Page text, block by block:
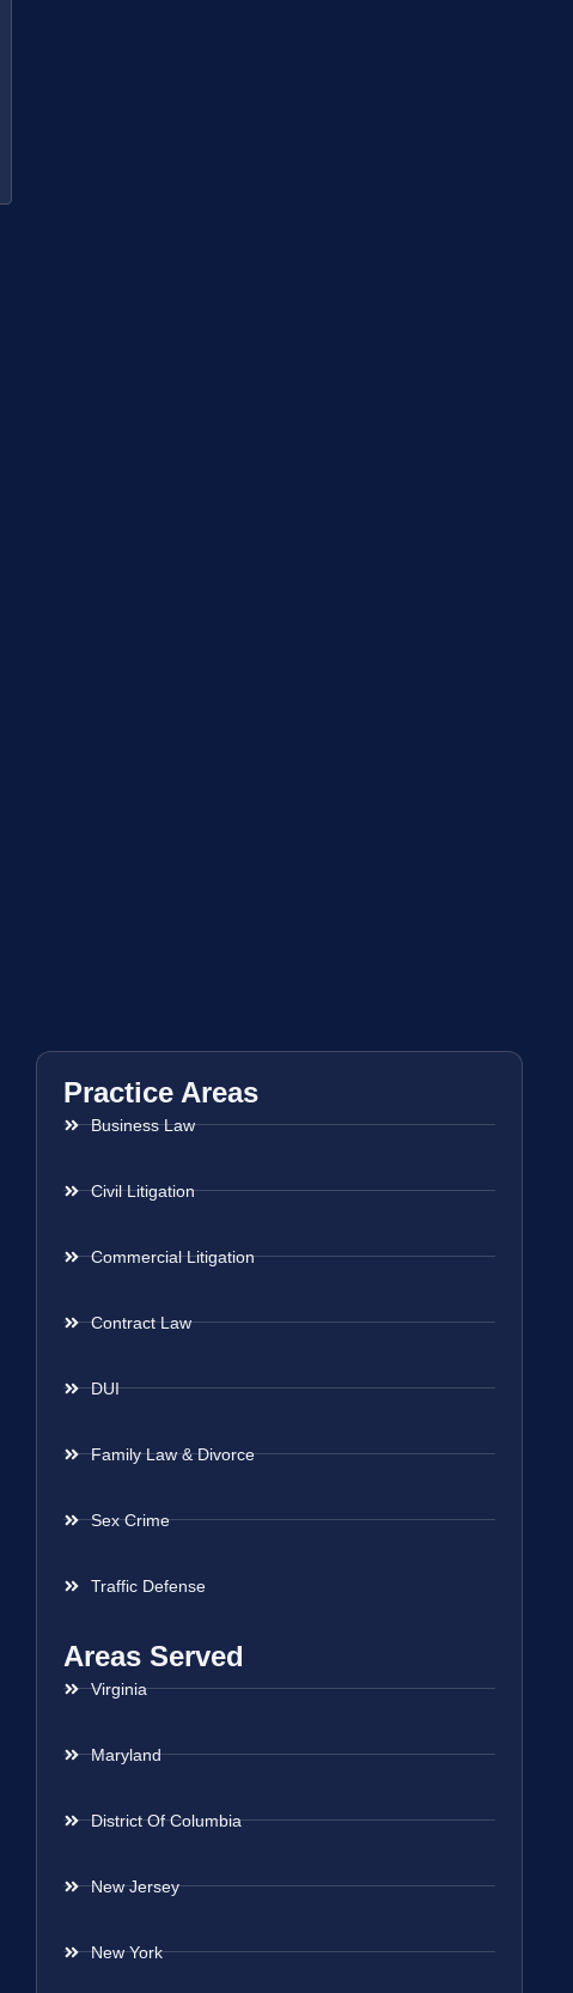
Practice Areas
Business Law
Civil Litigation
Commercial Litigation
Contract Law
DUI
Family Law & Divorce
Sex Crime
Traffic Defense
Areas Served
Virginia
Maryland
District Of Columbia
New Jersey
New York